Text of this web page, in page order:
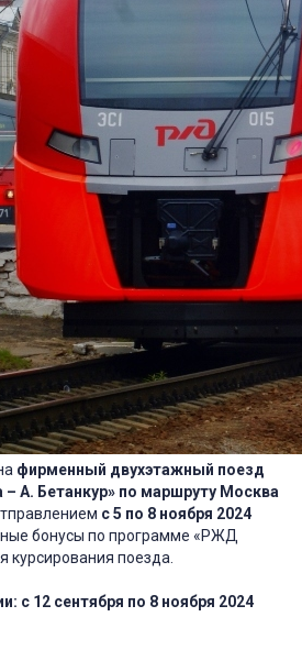
фирменный двухэтажный поезд
А. Бетанкур» по маршруту Москва
с 5 по 8 ноября 2024
бонусы по программе «РЖД
курсирования поезда.
с 12 сентября по 8 ноября 2024